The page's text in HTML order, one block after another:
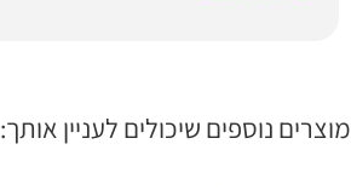
מוצרים נוספים שיכולים לעניין אותך: